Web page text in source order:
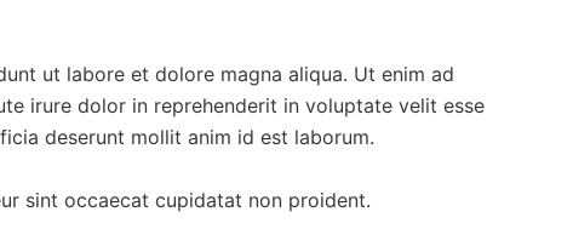
ut labore et dolore magna aliqua. Ut enim ad
irure dolor in reprehenderit in voluptate velit esse
deserunt mollit anim id est laborum.
sint occaecat cupidatat non proident.